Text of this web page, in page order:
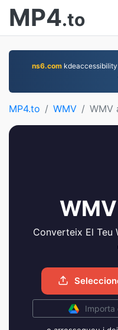
MP4.to
ns6.com kdeaccessibility
MP4.to WMV WMV
WMV
Converteix El Teu
Importa